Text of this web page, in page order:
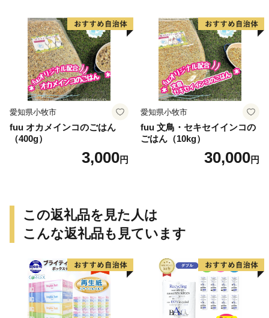
愛知県小牧市
fuu オカメインコのごはん
（400g）
3,000円
愛知県小牧市
fuu 文鳥・セキセイインコの
ごはん（10kg）
30,000円
この返礼品を見た人は
こんな返礼品も見ています